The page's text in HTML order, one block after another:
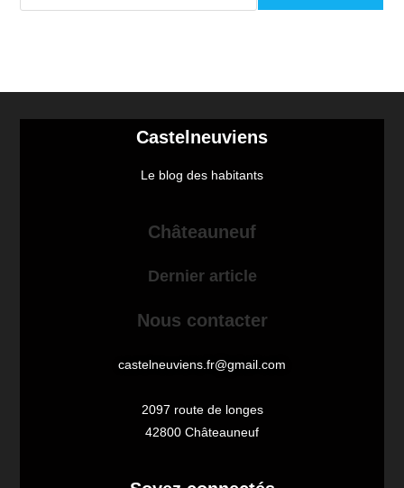
Castelneuviens
Le blog des habitants
Châteauneuf
Dernier article
Nous contacter
castelneuviens.fr@gmail.com
2097 route de longes
42800 Châteauneuf